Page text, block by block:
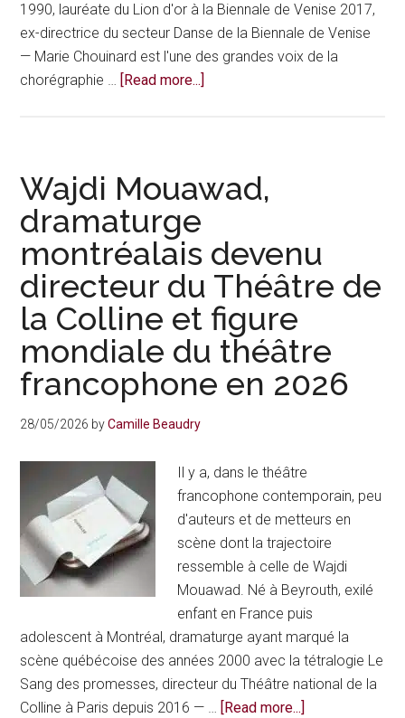
1990, lauréate du Lion d'or à la Biennale de Venise 2017,
ex-directrice du secteur Danse de la Biennale de Venise
— Marie Chouinard est l'une des grandes voix de la
chorégraphie … [Read more...]
montréalaise
et
d’or
de
la
Biennale
Venise,
voix
danse
mondiale
en
2026
Wajdi Mouawad,
dramaturge
montréalais devenu
directeur du Théâtre de
la Colline et figure
mondiale du théâtre
francophone en 2026
28/05/2026 byCamille Beaudry
Il y a, dans le théâtre
francophone contemporain, peu
d'auteurs et de metteurs en
scène dont la trajectoire
ressemble à celle de Wajdi
Mouawad. Né à Beyrouth, exilé
enfant en France puis
adolescent à Montréal, dramaturge ayant marqué la
scène québécoise des années 2000 avec la tétralogie Le
Sang des promesses, directeur du Théâtre national de la
Colline à Paris depuis 2016 — … [Read more...]